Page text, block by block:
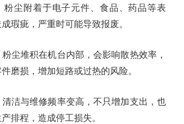
粉尘附着于电子元件、食品、药品等表
瑕疵，严重时可能导致报废。
粉尘堆积在机台内部，会影响散热效率，
磨损，增加短路或过热的风险。
清洁与维修频率变高，不只增加支出，也
排程，造成停工损失。